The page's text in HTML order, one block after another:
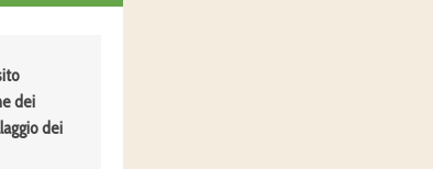
dei
dei